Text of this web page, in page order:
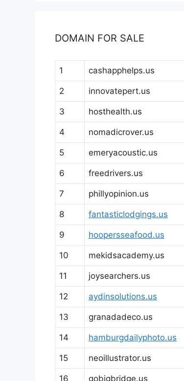
DOMAIN FOR SALE
1 cashapphelps.us
2 innovatepert.us
3 hosthealth.us
4 nomadicrover.us
5 emeryacoustic.us
6 freedrivers.us
7 phillyopinion.us
8 fantasticlodgings.us
9 hoopersseafood.us
10 mekidsacademy.us
11 joysearchers.us
12 aydinsolutions.us
13 granadadeco.us
14 hamburgdailyphoto.us
15 neoillustrator.us
16 gobigbridge.us